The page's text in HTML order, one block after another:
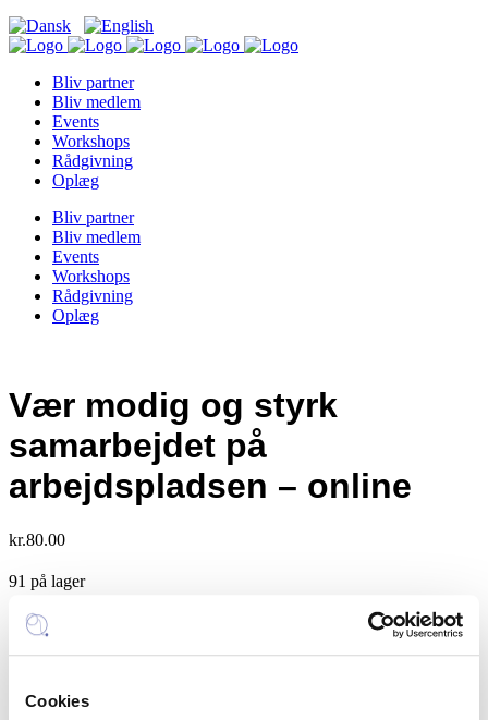
Cookies
Bliv partner
Bliv medlem
Events
Workshops
Rådgivning
Oplæg
Bliv partner
Bliv medlem
Events
Workshops
Rådgivning
Oplæg
Vær modig og styrk
samarbejdet på
arbejdspladsen – online
kr.80.00
91 på lager
Vær
modig
og
samarbejdet
Tilføj til kurv